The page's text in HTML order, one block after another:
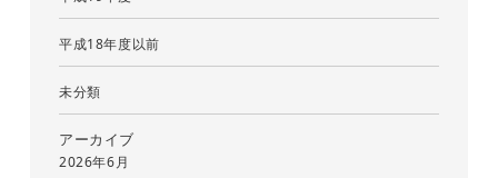
平成18年度以前
未分類
アーカイブ
2026年6月